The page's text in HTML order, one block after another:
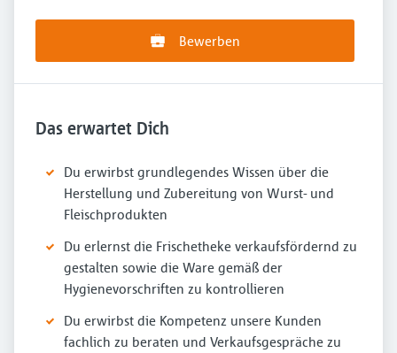
Bewerben
Das erwartet Dich
Du erwirbst grundlegendes Wissen über die
Herstellung und Zubereitung von Wurst- und
Fleischprodukten
Du erlernst die Frischetheke verkaufsfördernd zu
gestalten sowie die Ware gemäß der
Hygienevorschriften zu kontrollieren
Du erwirbst die Kompetenz unsere Kunden
fachlich zu beraten und Verkaufsgespräche zu